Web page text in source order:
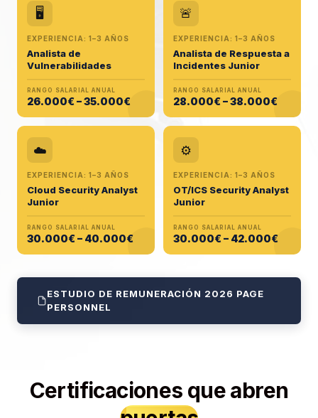
🖥️
EXPERIENCIA: 1–3 AÑOS
Analista de
Vulnerabilidades
RANGO SALARIAL ANUAL
26.000€ – 35.000€
🚨
EXPERIENCIA: 1–3 AÑOS
Analista de Respuesta a
Incidentes Junior
RANGO SALARIAL ANUAL
28.000€ – 38.000€
☁️
EXPERIENCIA: 1–3 AÑOS
Cloud Security Analyst
Junior
RANGO SALARIAL ANUAL
30.000€ – 40.000€
⚙️
EXPERIENCIA: 1–3 AÑOS
OT/ICS Security Analyst
Junior
RANGO SALARIAL ANUAL
30.000€ – 42.000€
ESTUDIO DE REMUNERACIÓN 2026 PAGE
PERSONNEL
Certificaciones que abren